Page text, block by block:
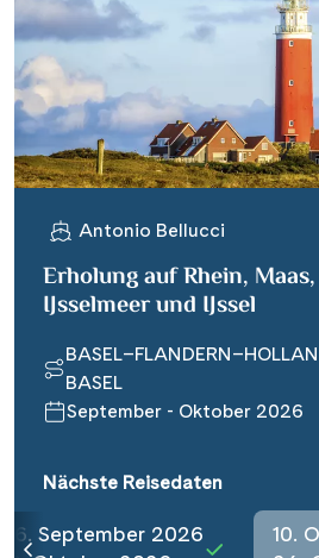
Antonio Bellucci
Erholung auf Rhein,
IJsselmeer und IJssel
BASEL
September - Oktober 2026
Nächste Reisedaten
26. September 2026
10.